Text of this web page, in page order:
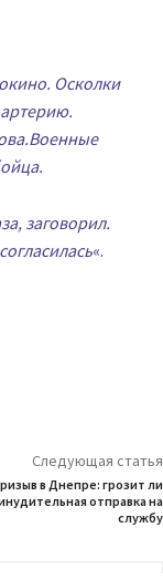
Осколки
заговорил.
«.
Следующая статья
в Днепре: грозит ли
отправка на
службу